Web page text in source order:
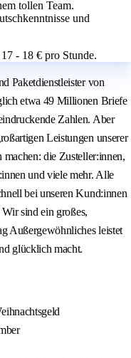
tollen Team.
und
- 18 € pro Stunde.
Paketdienstleister von
etwa 49 Millionen Briefe
Zahlen. Aber
Leistungen unserer
die Zusteller:innen,
und viele mehr. Alle
bei unseren Kund:innen
sind ein großes,
Außergewöhnliches leistet
glücklich macht.